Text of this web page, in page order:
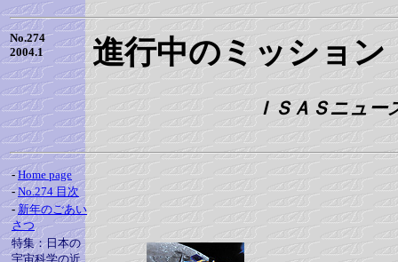
No.274
2004.1
進行中のミッション
ＩＳＡＳニュ
- Home page
- No.274 目次
- 新年のごあい
さつ
特集：日本の
宇宙科学の近